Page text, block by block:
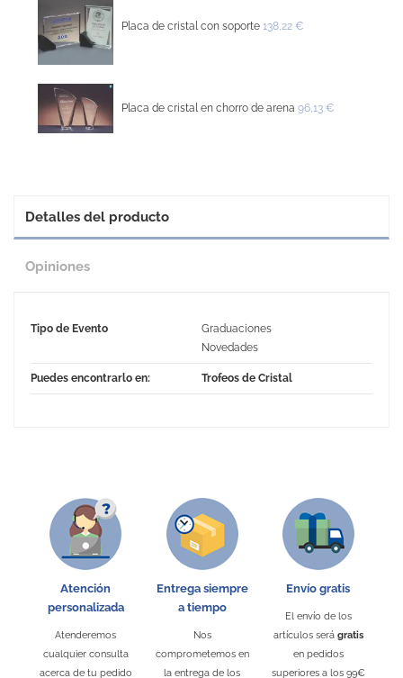
Placa de cristal con soporte 138,22 €
Placa de cristal en chorro de arena 96,13 €
Detalles del producto
Opiniones
Tipo de Evento
Graduaciones
Novedades
Puedes encontrarlo en: Trofeos de Cristal
Atención
personalizada
Atenderemos
cualquier consulta
acerca de tu pedido
Entrega siempre
a tiempo
Nos
comprometemos en
la entrega de los
Envío gratis
El envío de los
artículos será gratis
en pedidos
superiores a los 99€